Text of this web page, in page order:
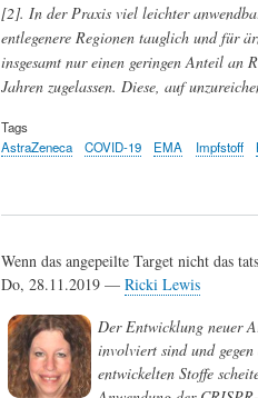
[2]. In der Praxis viel leichter
entlegenere Regionen tauglich und für
insgesamt nur einen geringen Anteil an
Jahren zugelassen. Diese, auf
Tags
AstraZeneca
COVID-19 EMA Impfstoff
Wenn das angepeilte Target nicht das
Do, 28.11.2019 — Ricki Lewis
Der Entwicklung neuer
involviert sind und
entwickelten Stoffe